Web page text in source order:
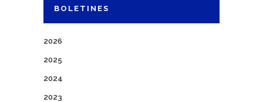
BOLETINES
2026
2025
2024
2023